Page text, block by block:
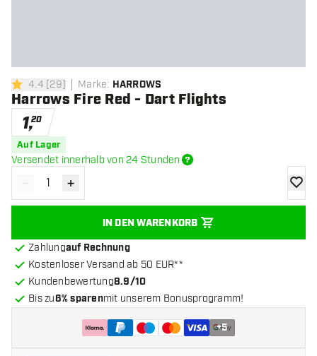
4.4 Bewertungssterne
4.4 [29] Marke: HARROWS
Harrows Fire Red - Dart Flights
1,20
Auf Lager
Versendet innerhalb von 24 Stunden
Menge verringern
- Menge erhöhen
+
IN DEN WARENKORB
Zur
Zahlungauf Rechnung
Kostenloser Versand ab 50 EUR**
Kundenbewertung8.9/10
Bis zu6% sparenmit unserem Bonusprogramm!
+5